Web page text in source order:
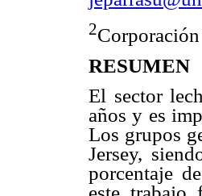
2
RESUMEN
El sector
años y es
Los grupos
Jersey,
porcentaje